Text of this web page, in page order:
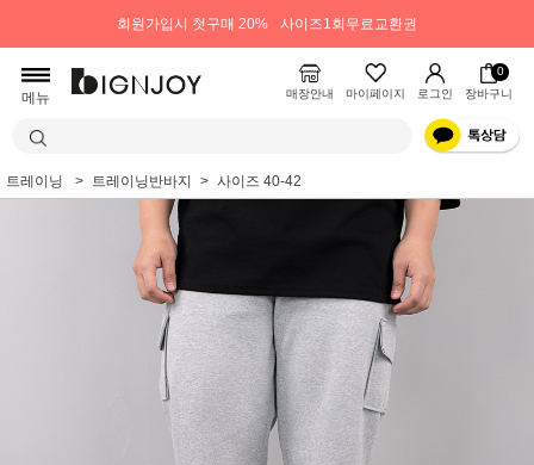
회원가입시 첫구매 20% 사이즈1회무료교환권
메뉴 매장안내 마이페이지 로그인
0
장바구니
트레이닝 트레이닝반바지 사이즈 40-42